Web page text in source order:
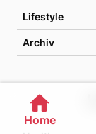
Lifestyle
Archiv
Home